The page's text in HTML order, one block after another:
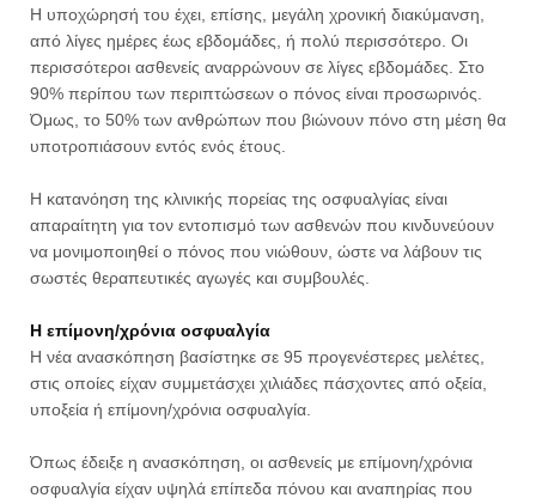
Η υποχώρησή του έχει, επίσης, μεγάλη χρονική διακύμανση,
από λίγες ημέρες έως εβδομάδες, ή πολύ περισσότερο. Οι
περισσότεροι ασθενείς αναρρώνουν σε λίγες εβδομάδες. Στο
90% περίπου των περιπτώσεων ο πόνος είναι προσωρινός.
Όμως, το 50% των ανθρώπων που βιώνουν πόνο στη μέση θα
υποτροπιάσουν εντός ενός έτους.
Η κατανόηση της κλινικής πορείας της οσφυαλγίας είναι
απαραίτητη για τον εντοπισμό των ασθενών που κινδυνεύουν
να μονιμοποιηθεί ο πόνος που νιώθουν, ώστε να λάβουν τις
σωστές θεραπευτικές αγωγές και συμβουλές.
Η επίμονη/χρόνια οσφυαλγία
Η νέα ανασκόπηση βασίστηκε σε 95 προγενέστερες μελέτες,
στις οποίες είχαν συμμετάσχει χιλιάδες πάσχοντες από οξεία,
υποξεία ή επίμονη/χρόνια οσφυαλγία.
Όπως έδειξε η ανασκόπηση, οι ασθενείς με επίμονη/χρόνια
οσφυαλγία είχαν υψηλά επίπεδα πόνου και αναπηρίας που